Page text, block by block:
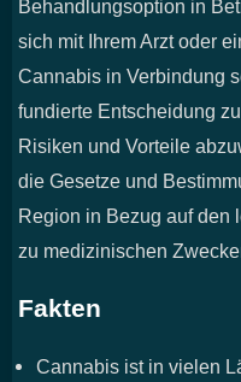
Behandlungsoption in
sich mit Ihrem Arzt oder
Cannabis in Verbindung
fundierte Entscheidung
Risiken und Vorteile
die Gesetze und
Region in Bezug auf den
zu medizinischen
Fakten
Cannabis ist in vielen